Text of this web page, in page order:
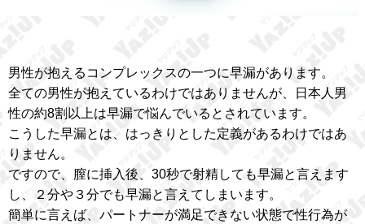
男性が抱えるコンプレックスの一つに早漏があります。
全ての男性が抱えているわけではありませんが、日本人男
性の約8割以上は早漏で悩んでいるとされています。
こうした早漏とは、はっきりとした定義があるわけではあ
りません。
ですので、膣に挿入後、30秒で射精しても早漏と言えます
し、２分や３分でも早漏と言えてしまいます。
簡単に言えば、パートナーが満足できない状態で性行為が